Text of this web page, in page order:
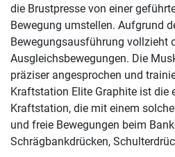
die Brustpresse von einer
Bewegung umstellen. Aufgrund
Bewegungsausführung vollzieht
Ausgleichsbewegungen. Die
präziser angesprochen und
Kraftstation Elite Graphite ist die
Kraftstation, die mit einem
und freie Bewegungen beim
Schrägbankdrücken,